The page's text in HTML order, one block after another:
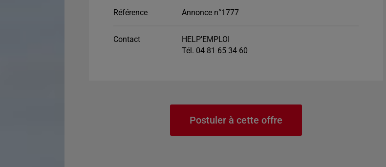
Référence Annonce n°1777
Contact
HELP'EMPLOI
Tél. 04 81 65 34 60
Postuler à cette offre